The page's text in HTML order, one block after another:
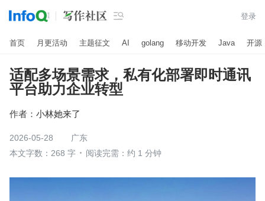
 登录
首页 月更活动 主题征文 AI golang 移动开发 Java 开源
适配多场景需求，私有化部署即时通讯
平台助力企业转型
作者： 小林她来了
2026-05-28
广东
本文字数：268 字
阅读完需：约 1 分钟